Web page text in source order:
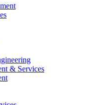
& Services